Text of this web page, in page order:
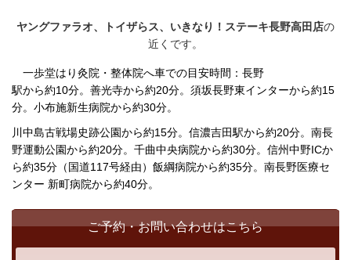
ヤングファラオ、トイザらス、いきなり！ステーキ長野高田店の
近くです。
一歩堂はり灸院・整体院へ車での目安時間：長野
駅から約10分。善光寺から約20分。須坂長野東インターから約15
分。 小布施新生病院から約30分。
川中島古戦場史跡公園から約15分。信濃吉田駅から約20分。南長
野運動公園から約20分。千曲中央病院から約30分。 信州中野ICか
ら約35分（国道117号経由）飯綱病院から約35分。南長野医療セ
ンター 新町病院から約40分。
ご予約・お問い合わせはこちら